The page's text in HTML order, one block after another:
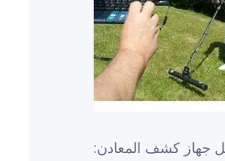
جهاز كشف المعادن: